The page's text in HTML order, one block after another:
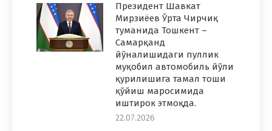
Президент Шавкат
Мирзиёев Ўрта Чирчиқ
туманида Тошкент –
Самарқанд
йўналишидаги пуллик
муқобил автомобиль йўли
қурилишига тамал тоши
қўйиш маросимида
иштирок этмоқда.
22.07.2026